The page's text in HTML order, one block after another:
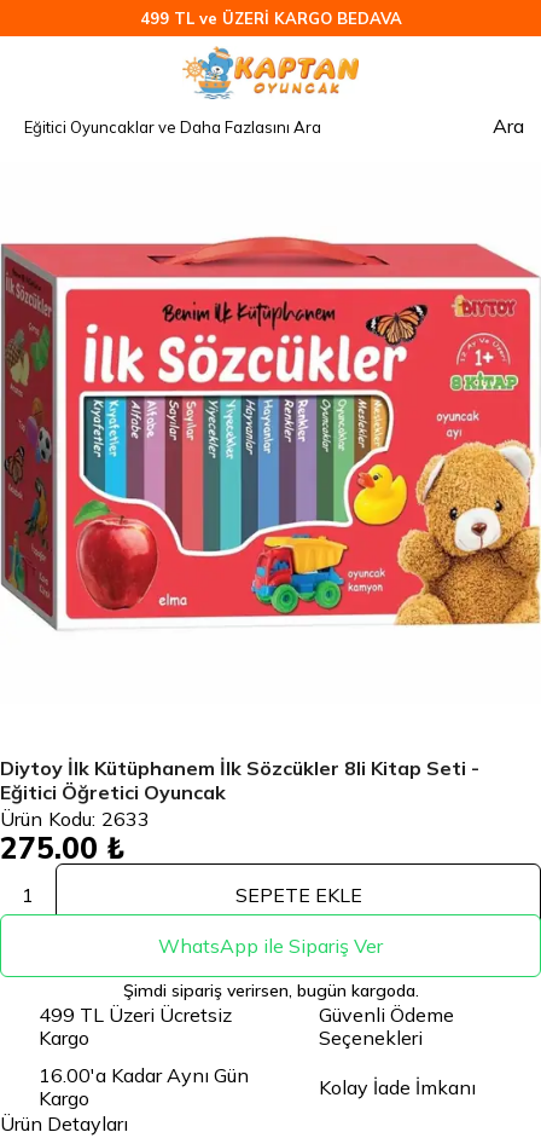
499 TL ve ÜZERİ KARGO BEDAVA
Ara
Diytoy İlk Kütüphanem İlk Sözcükler 8li Kitap Seti -
Eğitici Öğretici Oyuncak
Ürün Kodu: 2633
275.00 ₺
1 SEPETE EKLE
WhatsApp ile Sipariş Ver
Şimdi sipariş verirsen, bugün kargoda.
499 TL Üzeri Ücretsiz
Kargo
Güvenli Ödeme
Seçenekleri
16.00'a Kadar Aynı Gün
Kargo
Kolay İade İmkanı
Ürün Detayları